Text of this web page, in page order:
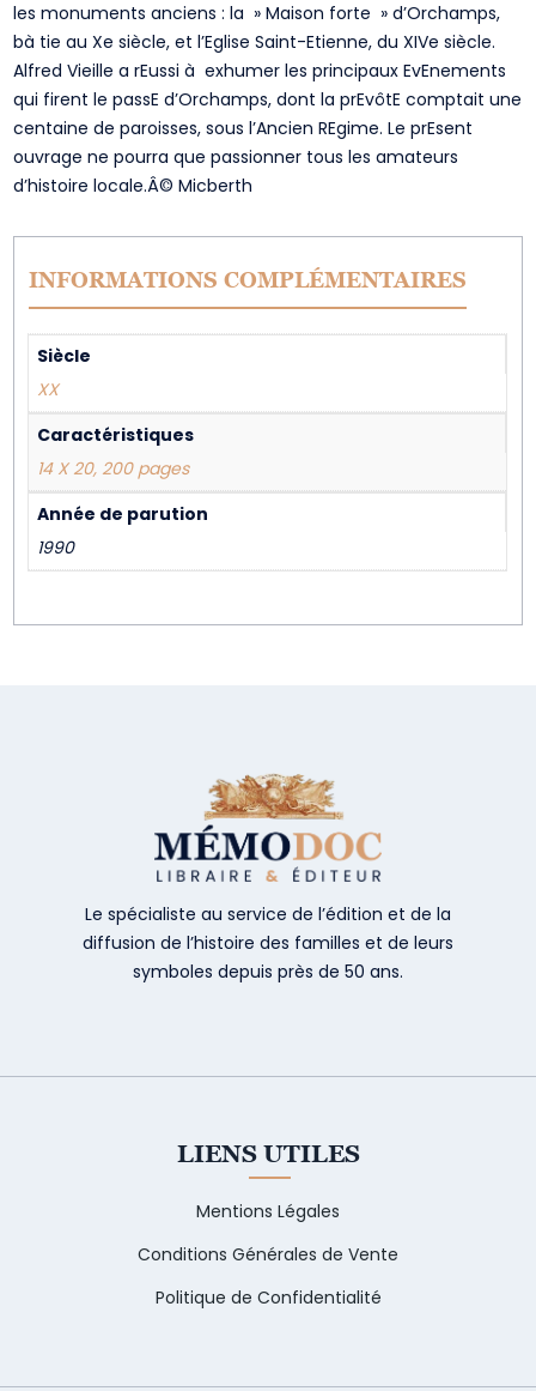
les monuments anciens : la » Maison forte » d’Orchamps,
bà tie au Xe siècle, et l’Eglise Saint-Etienne, du XIVe siècle.
Alfred Vieille a rEussi à exhumer les principaux EvEnements
qui firent le passE d’Orchamps, dont la prEvôtE comptait une
centaine de paroisses, sous l’Ancien REgime. Le prEsent
ouvrage ne pourra que passionner tous les amateurs
d’histoire locale.Â© Micberth
INFORMATIONS COMPLÉMENTAIRES
Siècle
XX
Caractéristiques
14 X 20, 200 pages
Année de parution
1990
Le spécialiste au service de l’édition et de la
diffusion de l’histoire des familles et de leurs
symboles depuis près de 50 ans.
LIENS UTILES
Mentions Légales
Conditions Générales de Vente
Politique de Confidentialité